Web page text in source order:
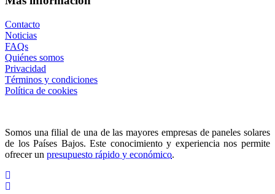
Contacto
Noticias
FAQs
Quiénes somos
Privacidad
Términos y condiciones
Política de cookies
Somos una filial de una de las mayores empresas de paneles solares
de los Países Bajos. Este conocimiento y experiencia nos permite
ofrecer un presupuesto rápido y económico.